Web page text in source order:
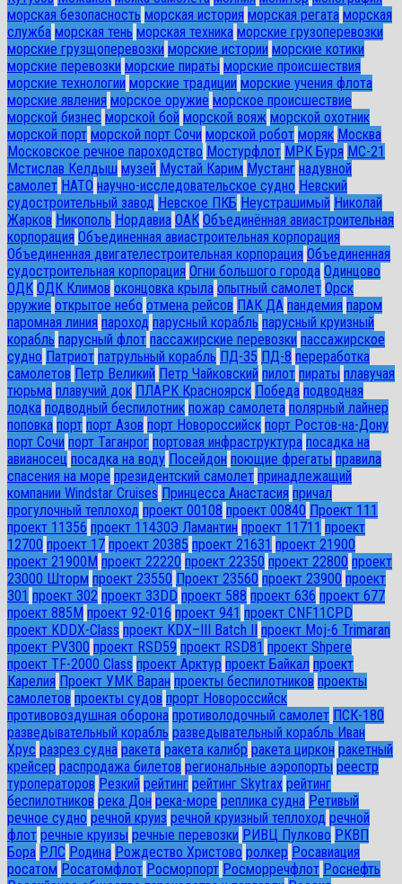
морская безопасность морская история морская регата морская
служба морская тень морская техника морские грузоперевозки
морские грузщоперевозки морские истории морские котики
морские перевозки морские пираты морские происшествия
морские технологии морские традиции морские учения флота
морские явления морское оружие морское происшествие
морской бизнес морской бой морской вояж морской охотник
морской порт морской порт Сочи морской робот моряк Москва
Московское речное пароходство Мостурфлот МРК Буря МС-21
Мстислав Келдыш музей Мустай Карим Мустанг надувной
самолет НАТО научно-исследовательское судно Невский
судостроительный завод Невское ПКБ Неустрашимый Николай
Жарков Никополь Нордавиа ОАК Объединённая авиастроительная
корпорация Объединенная авиастроительная корпорация
Объединенная двигателестроительная корпорация Объединенная
судостроительная корпорация Огни большого города Одинцово
ОДК ОДК Климов оконцовка крыла опытный самолет Орск
оружие открытое небо отмена рейсов ПАК ДА пандемия паром
паромная линия пароход парусный корабль парусный круизный
корабль парусный флот пассажирские перевозки пассажирское
судно Патриот патрульный корабль ПД-35 ПД-8 переработка
самолетов Петр Великий Петр Чайковский пилот пираты плавучая
тюрьма плавучий док ПЛАРК Красноярск Победа подводная
лодка подводный беспилотник пожар самолета полярный лайнер
поповка порт порт Азов порт Новороссийск порт Ростов-на-Дону
порт Сочи порт Таганрог портовая инфраструктура посадка на
авианосец посадка на воду Посейдон поющие фрегаты правила
спасения на море президентский самолет принадлежащий
компании Windstar Cruises Принцесса Анастасия причал
прогулочный теплоход проект 00108 проект 00840 Проект 111
проект 11356 проект 11430Э Ламантин проект 11711 проект
12700 проект 17 проект 20385 проект 21631 проект 21900
проект 21900М проект 22220 проект 22350 проект 22800 проект
23000 Шторм проект 23550 Проект 23560 проект 23900 проект
301 проект 302 проект 33DD проект 588 проект 636 проект 677
проект 885М проект 92-016 проект 941 проект CNF11CPD
проект KDDX-Class проект KDX–III Batch II
проект Moj-6 Trimaran
проект PV300 проект RSD59 проект RSD81 проект Shpere
проект TF-2000 Class проект Арктур проект Байкал проект
Карелия Проект УМК Варан проекты беспилотников проекты
самолетов проекты судов прорт Новороссийск
противовоздушная оборона противолодочный самолет ПСК-180
разведывательный корабль разведывательный корабль Иван
Хрус разрез судна ракета ракета калибр ракета циркон ракетный
крейсер распродажа билетов региональные аэропорты реестр
туроператоров Резкий рейтинг рейтинг Skytrax рейтинг
беспилотников река Дон река-море реплика судна Ретивый
речное судно речной круиз речной круизный теплоход речной
флот речные круизы речные перевозки РИВЦ Пулково РКВП
Бора РЛС Родина Рождество Христово ролкер Росавиация
росатом Росатомфлот Росморпорт Росморречфлот Роснефть